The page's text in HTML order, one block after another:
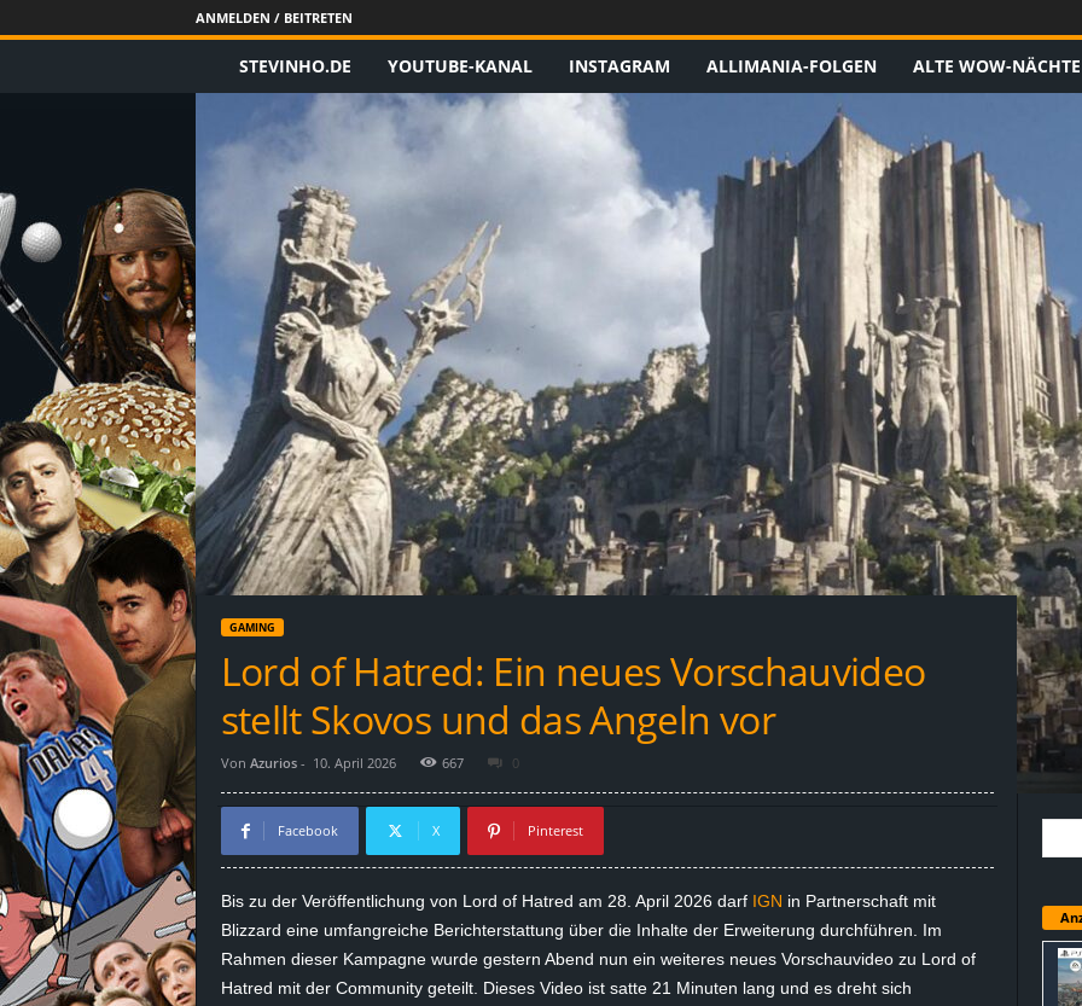
ANMELDEN / BEITRETEN
.
e
i
n
s
STEVINHO.DE YOUTUBE-KANAL INSTAGRAM ALLIMANIA-FOLGEN ALTE WOW-NÄCHTE
GAMING
Lord of Hatred: Ein neues Vorschauvideo
stellt Skovos und das Angeln vor
Von Azurios- 10. April 2026 667 0
Facebook X Pinterest
Bis zu der Veröffentlichung von Lord of Hatred am 28. April 2026 darf IGN in Partnerschaft mit
Blizzard eine umfangreiche Berichterstattung über die Inhalte der Erweiterung durchführen. Im
Rahmen dieser Kampagne wurde gestern Abend nun ein weiteres neues Vorschauvideo zu Lord of
Hatred mit der Community geteilt. Dieses Video ist satte 21 Minuten lang und es dreht sich